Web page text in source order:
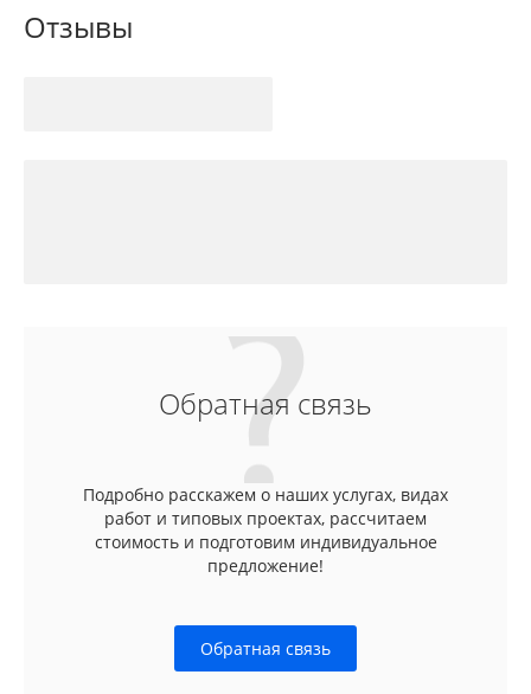
Отзывы
Обратная связь
Подробно расскажем о наших услугах, видах
работ и типовых проектах, рассчитаем
стоимость и подготовим индивидуальное
предложение!
Обратная связь